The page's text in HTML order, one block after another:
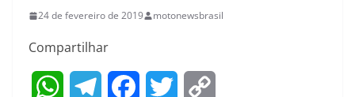
24 de fevereiro de 2019 motonewsbrasil
Compartilhar
W